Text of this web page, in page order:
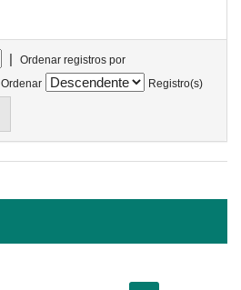
|
Ordenar registros por
Ordenar
Registro(s)